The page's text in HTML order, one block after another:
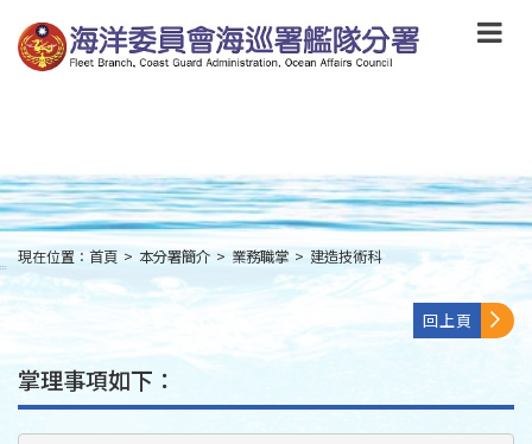
到
主
要
main
content
:::
現在位置： 首頁 > 本分署簡介 > 業務職掌 > 建造技術科
回上頁
掌理事項如下：